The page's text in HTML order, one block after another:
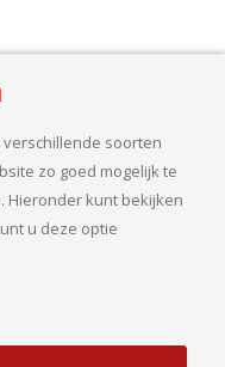
dan liefst wel zo
wilt starten met een
op basis van gedegen
of een helder advies
soorten
zo goed mogelijk te
Hieronder kunt bekijken
u deze optie